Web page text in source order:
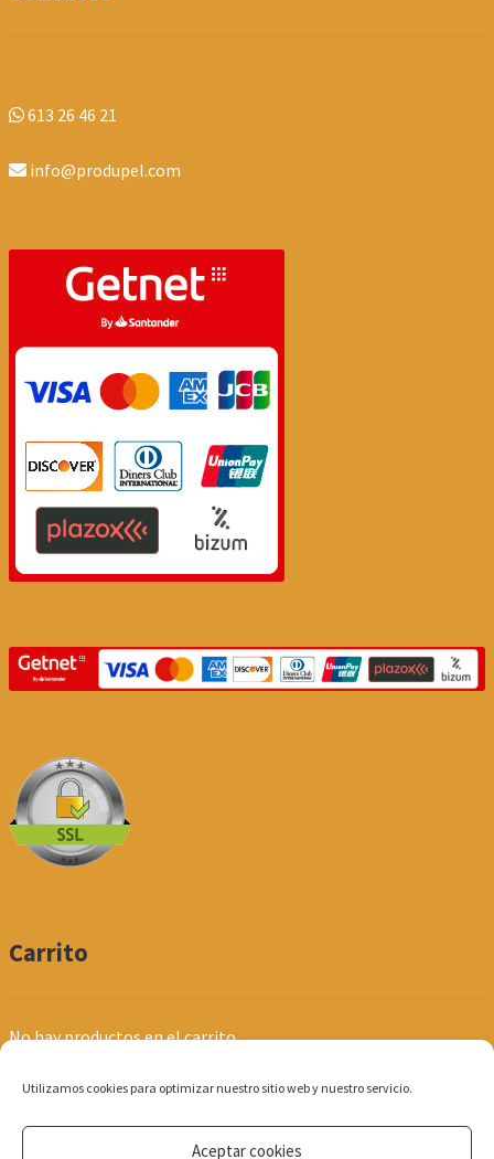
Utilizamos cookies para optimizar nuestro sitio web y nuestro servicio.
Aceptar cookies
613 26 46 21
info@produpel.com
Carrito
No hay productos en el carrito.